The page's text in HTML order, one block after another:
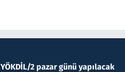
YÖKDİL/2 pazar günü yapılacak